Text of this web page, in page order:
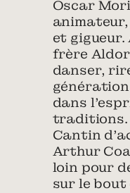
Oscar
et gigueur.
frère
danser,
dans
traditions.
Cantin
Arthur
loin pour
sur le bout